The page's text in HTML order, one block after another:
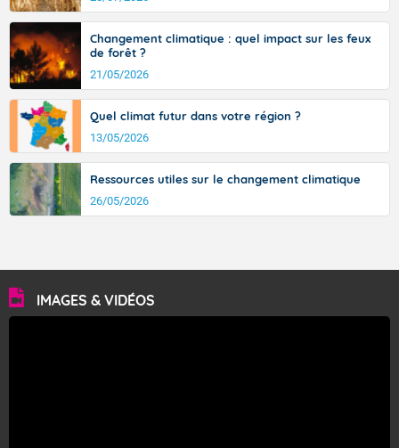
Fermer
Changement climatique : quel impact sur les feux
de forêt ?
21/05/2026
Quel climat futur dans votre région ?
13/05/2026
Ressources utiles sur le changement climatique
26/05/2026
IMAGES & VIDÉOS